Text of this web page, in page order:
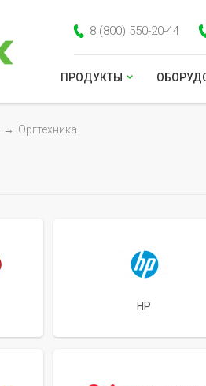
8 (800) 550-20-44
ПРОДУКТЫ
→ Оргтехника
HP